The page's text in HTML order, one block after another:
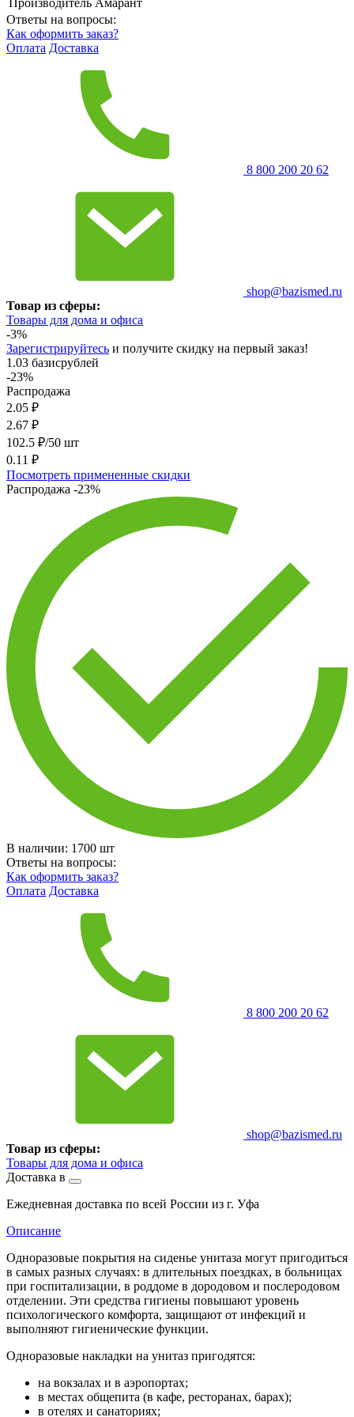
Ответы на вопросы:
Как оформить заказ?
Оплата Доставка
8 800 200 20 62
shop@bazismed.ru
Товар из сферы:
Товары для дома и офиса
-3%
Зарегистрируйтесь и получите скидку на первый заказ!
1.03 базисрублей
-23%
Распродажа
2.05 ₽
2.67 ₽
102.5 ₽/50 шт
0.11 ₽
Посмотреть примененные скидки
Распродажа -23%
В наличии: 1700 шт
Ответы на вопросы:
Как оформить заказ?
Оплата Доставка
8 800 200 20 62
shop@bazismed.ru
Товар из сферы:
Товары для дома и офиса
Доставка в
Ежедневная доставка по всей России из г. Уфа
Описание
Одноразовые покрытия на сиденье унитаза могут пригодиться
в самых разных случаях: в длительных поездках, в больницах
при госпитализации, в роддоме в дородовом и послеродовом
отделении. Эти средства гигиены повышают уровень
психологического комфорта, защищают от инфекций и
выполняют гигиенические функции.
Одноразовые накладки на унитаз пригодятся:
на вокзалах и в аэропортах;
в местах общепита (в кафе, ресторанах, барах);
в отелях и санаториях;